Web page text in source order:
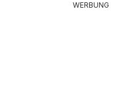
WERBUNG